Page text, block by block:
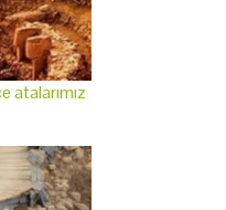
atalarımız